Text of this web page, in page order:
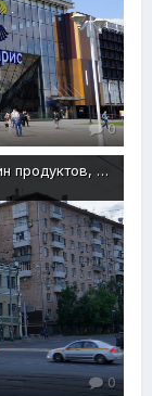
0
Жилое здание, ВкусВилл - Магазин продуктов, Верхняя Красносельская ул., 38:19с1, Москва, 27.05.2018 г..JPG
0